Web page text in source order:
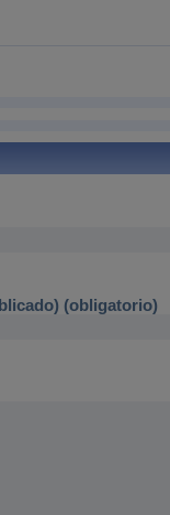
(obligatorio)